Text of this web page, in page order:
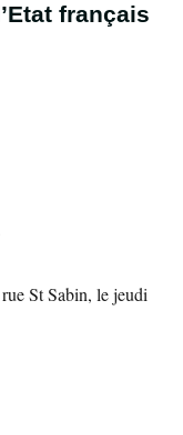
français
St Sabin, le jeudi